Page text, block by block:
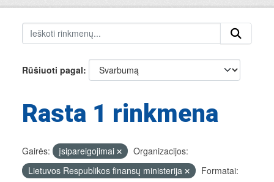
Rūšiuoti pagal
Rasta 1 rinkmena
Gairės: įsipareigojimai
Organizacijos:
Lietuvos Respublikos finansų ministerija
Formatai: